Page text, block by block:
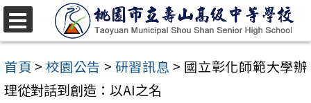
跳
至
主
要
首頁 > 校園公告 > 研習訊息 > 國立彰化師範大學辦
理從對話到創造：以AI之名
選
單